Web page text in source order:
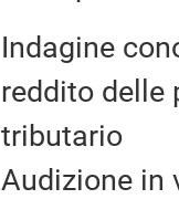
Indagine
reddito delle
tributario
Audizione in